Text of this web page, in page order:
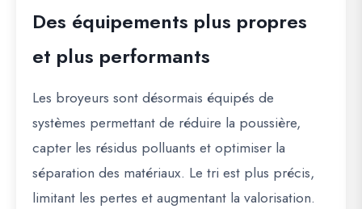
Des équipements plus propres
et plus performants
Les broyeurs sont désormais équipés de
systèmes permettant de réduire la poussière,
capter les résidus polluants et optimiser la
séparation des matériaux. Le tri est plus précis,
limitant les pertes et augmentant la valorisation.